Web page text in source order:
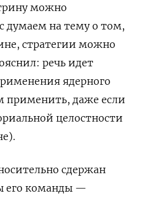
можно
думаем на тему о том,
стратегии можно
речь идет
ядерного
применить, даже если
целостности
сдержан
его команды —